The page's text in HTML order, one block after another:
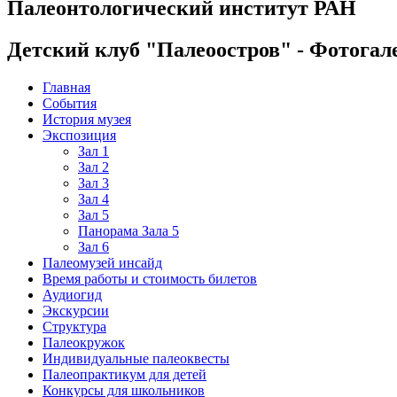
Палеонтологический институт РАН
Детский клуб "Палеоостров" -
Главная
События
История музея
Экспозиция
Зал 1
Зал 2
Зал 3
Зал 4
Зал 5
Панорама Зала 5
Зал 6
Палеомузей инсайд
Время работы и стоимость билетов
Аудиогид
Экскурсии
Структура
Палеокружок
Индивидуальные палеоквесты
Палеопрактикум для детей
Конкурсы для школьников